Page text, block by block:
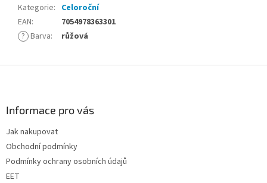
Kategorie: Celoroční
EAN:
7054978363301
? Barva: růžová
Informace pro vás
Jak nakupovat
Obchodní podmínky
Podmínky ochrany osobních údajů
EET